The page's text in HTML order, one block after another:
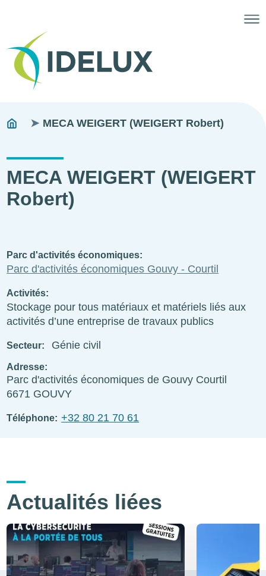
Fils
You
MECA WEIGERT (WEIGERT Robert)
MECA WEIGERT (WEIGERT
Robert)
Parc d'activités économiques
Parc d'activités économiques Gouvy - Courtil
Activités
Stockage pour tous matériaux et matériels liés aux
activités d’une entreprise de travaux publics
Secteur Génie civil
Adresse
Parc d'activités économiques de Gouvy Courtil
6671 GOUVY
Téléphone +32 80 21 70 61
Actualités liées